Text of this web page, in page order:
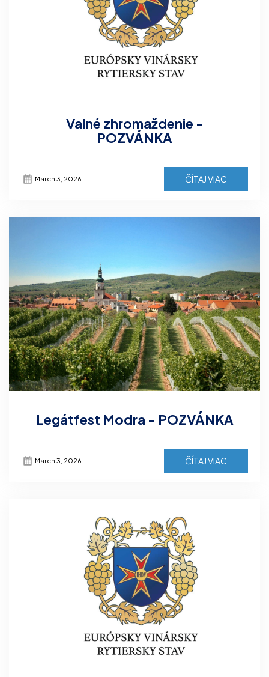
Valné zhromaždenie -
POZVÁNKA
March 3, 2026 ČÍTAJ VIAC
Legátfest Modra - POZVÁNKA
March 3, 2026 ČÍTAJ VIAC